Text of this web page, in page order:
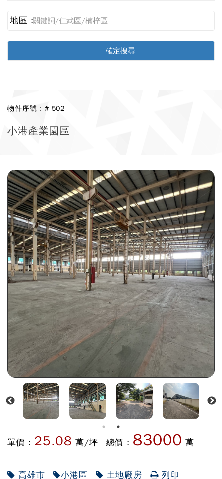
地區 :
物件序號 : # 502
小港產業園區
單價 : 25.08 萬/坪 總價 : 83000 萬
高雄市 小港區 土地廠房 列印